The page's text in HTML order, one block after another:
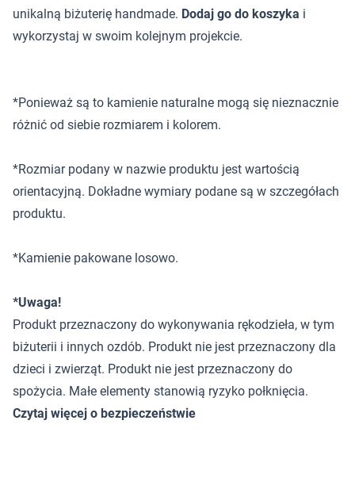
unikalną biżuterię handmade. Dodaj go do koszyka i
wykorzystaj w swoim kolejnym projekcie.
*Ponieważ są to kamienie naturalne mogą się nieznacznie
różnić od siebie rozmiarem i kolorem.
*Rozmiar podany w nazwie produktu jest wartością
orientacyjną. Dokładne wymiary podane są w szczegółach
produktu.
*Kamienie pakowane losowo.
*Uwaga!
Produkt przeznaczony do wykonywania rękodzieła, w tym
biżuterii i innych ozdób. Produkt nie jest przeznaczony dla
dzieci i zwierząt. Produkt nie jest przeznaczony do
spożycia. Małe elementy stanowią ryzyko połknięcia.
Czytaj więcej o bezpieczeństwie